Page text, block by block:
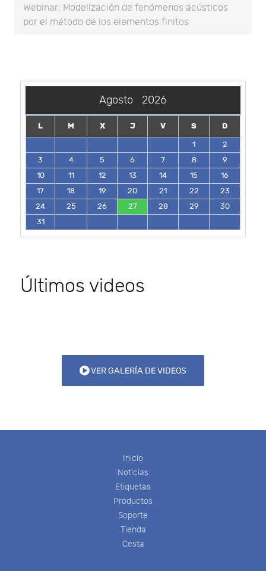
Webinar: Modelización de fenómenos acústicos
por el método de los elementos finitos
Agosto 2026
L M X J V S
D
1
2
3
4 5 6 7 8
9
10
11 12 13 14 15
16
17
18 19 20 21 22
23
24
25 26 27 28 29
30
31
Últimos videos
VER GALERÍA DE VIDEOS
Inicio
Noticias
Etiquetas
Productos
Soporte
Tienda
Cesta